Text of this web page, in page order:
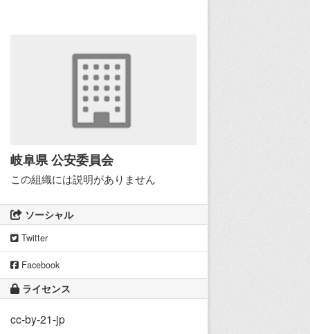
岐阜県 公安委員会
この組織には説明がありません
ソーシャル
Twitter
Facebook
ライセンス
cc-by-21-jp